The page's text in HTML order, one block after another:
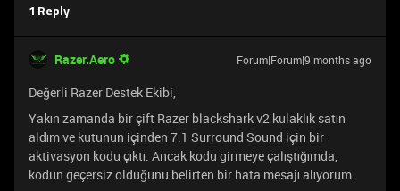
1 Reply
Razer.Aero Forum|Forum|9 months ago
Değerli Razer Destek Ekibi,
Yakın zamanda bir çift Razer blackshark v2 kulaklık satın
aldım ve kutunun içinden 7.1 Surround Sound için bir
aktivasyon kodu çıktı. Ancak kodu girmeye çalıştığımda,
kodun geçersiz olduğunu belirten bir hata mesajı alıyorum.